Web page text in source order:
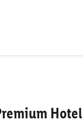
Hotel